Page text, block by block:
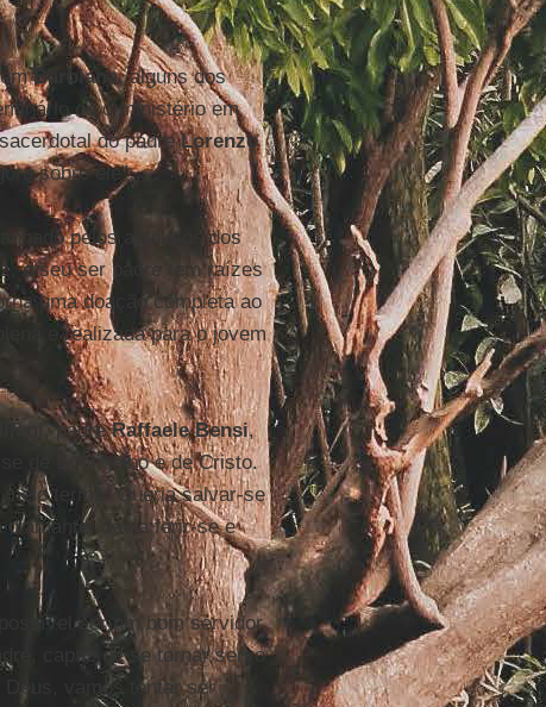
emBarbiana, alguns dos
ou o ministério em
do padreLorenzo
sobre ele”.
pelos aplausos dos
o seu ser padre tem raízes
uma doação completa ao
e realizada para o jovem
, padreRaffaele Bensi,
de Evangelho e de Cristo.
termo. Queria salvar-se
diamante, devia ferir-se e
ser um bom servidor
capaz de se tornar servo
Deus, vamos tentar ser